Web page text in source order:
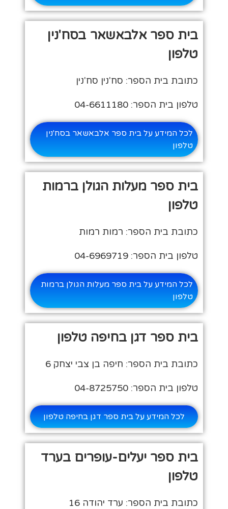
בית ספר אלבאשאר בסח'נין
טלפון
כתובת בית הספר: סח'נין סח'נין
טלפון בית הספר: 04-6611180
לכל המידע על בית ספר אלבאשאר בסח'נין
טלפון
בית ספר מעלות הגולן ברמות
טלפון
כתובת בית הספר: רמות רמות
טלפון בית הספר: 04-6969719
לכל המידע על בית ספר מעלות הגולן ברמות
טלפון
בית ספר דגן בחיפה טלפון
כתובת בית הספר: חיפה בן צבי יצחק 6
טלפון בית הספר: 04-8725750
לכל המידע על בית ספר דגן בחיפה טלפון
בית ספר יעלים-עופרים בערד
טלפון
כתובת בית הספר: ערד יהודה 16